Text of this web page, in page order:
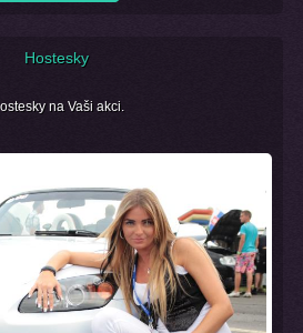
Hostesky
na Vaši akci.